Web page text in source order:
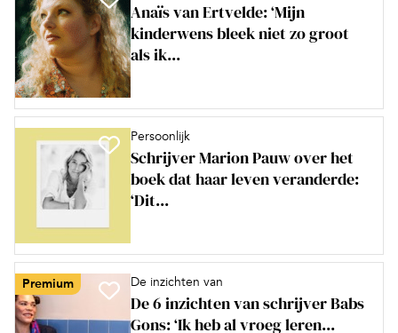
Anaïs van Ertvelde: ‘Mijn
kinderwens bleek niet zo groot
als ik...
Persoonlijk
Schrijver Marion Pauw over het
boek dat haar leven veranderde:
‘Dit...
Premium De inzichten van
De 6 inzichten van schrijver Babs
Gons: ‘Ik heb al vroeg leren...